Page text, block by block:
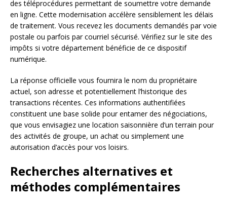
des téléprocédures permettant de soumettre votre demande
en ligne. Cette modernisation accélère sensiblement les délais
de traitement. Vous recevez les documents demandés par voie
postale ou parfois par courriel sécurisé. Vérifiez sur le site des
impôts si votre département bénéficie de ce dispositif
numérique.
La réponse officielle vous fournira le nom du propriétaire
actuel, son adresse et potentiellement l’historique des
transactions récentes. Ces informations authentifiées
constituent une base solide pour entamer des négociations,
que vous envisagiez une location saisonnière d’un terrain pour
des activités de groupe, un achat ou simplement une
autorisation d’accès pour vos loisirs.
Recherches alternatives et
méthodes complémentaires